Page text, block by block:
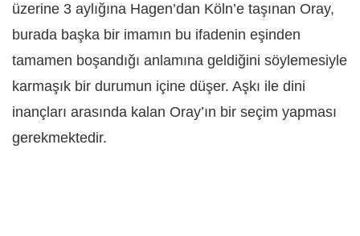
üzerine 3 aylığına Hagen’dan Köln’e taşınan Oray,
burada başka bir imamın bu ifadenin eşinden
tamamen boşandığı anlamına geldiğini söylemesiyle
karmaşık bir durumun içine düşer. Aşkı ile dini
inançları arasında kalan Oray’ın bir seçim yapması
gerekmektedir.